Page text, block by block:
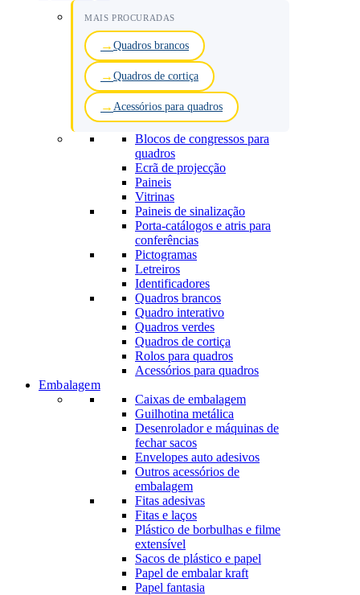
MAIS PROCURADAS
Quadros brancos
Quadros de cortiça
Acessórios para quadros
Blocos de congressos para
quadros
Ecrã de projecção
Paineis
Vitrinas
Paineis de sinalização
Porta-catálogos e atris para
conferências
Pictogramas
Letreiros
Identificadores
Quadros brancos
Quadro interativo
Quadros verdes
Quadros de cortiça
Rolos para quadros
Acessórios para quadros
Embalagem
Caixas de embalagem
Guilhotina metálica
Desenrolador e máquinas de
fechar sacos
Envelopes auto adesivos
Outros acessórios de
embalagem
Fitas adesivas
Fitas e laços
Plástico de borbulhas e filme
extensível
Sacos de plástico e papel
Papel de embalar kraft
Papel fantasia